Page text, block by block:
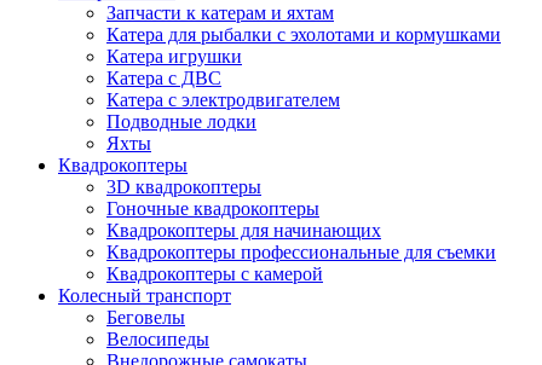
Запчасти к катерам и яхтам
Катера для рыбалки с эхолотами и кормушками
Катера игрушки
Катера с ДВС
Катера с электродвигателем
Подводные лодки
Яхты
Квадрокоптеры
3D квадрокоптеры
Гоночные квадрокоптеры
Квадрокоптеры для начинающих
Квадрокоптеры профессиональные для съемки
Квадрокоптеры с камерой
Колесный транспорт
Беговелы
Велосипеды
Внедорожные самокаты